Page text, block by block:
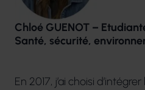
Chloé GUENOT –
Santé, sécurité,
En 2017, j’ai choisi